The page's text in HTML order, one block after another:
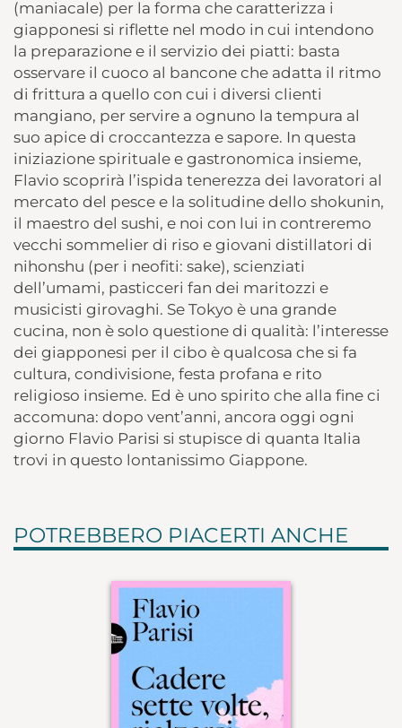
(maniacale) per la forma che caratterizza i
giapponesi si riflette nel modo in cui intendono
la preparazione e il servizio dei piatti: basta
osservare il cuoco al bancone che adatta il ritmo
di frittura a quello con cui i diversi clienti
mangiano, per servire a ognuno la tempura al
suo apice di croccantezza e sapore. In questa
iniziazione spirituale e gastronomica insieme,
Flavio scoprirà l’ispida tenerezza dei lavoratori al
mercato del pesce e la solitudine dello shokunin,
il maestro del sushi, e noi con lui in contreremo
vecchi sommelier di riso e giovani distillatori di
nihonshu (per i neofiti: sake), scienziati
dell’umami, pasticceri fan dei maritozzi e
musicisti girovaghi. Se Tokyo è una grande
cucina, non è solo questione di qualità: l’interesse
dei giapponesi per il cibo è qualcosa che si fa
cultura, condivisione, festa profana e rito
religioso insieme. Ed è uno spirito che alla fine ci
accomuna: dopo vent’anni, ancora oggi ogni
giorno Flavio Parisi si stupisce di quanta Italia
trovi in questo lontanissimo Giappone.
POTREBBERO PIACERTI ANCHE